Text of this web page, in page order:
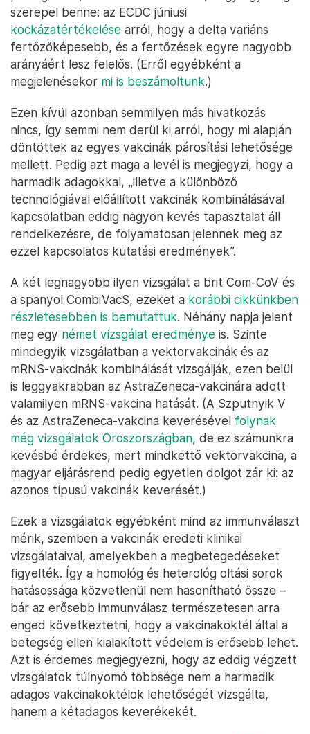
szerepel benne: az ECDC júniusi
kockázatértékelése arról, hogy a delta variáns
fertőzőképesebb, és a fertőzések egyre nagyobb
arányáért lesz felelős. (Erről egyébként a
megjelenésekor mi is beszámoltunk.)
Ezen kívül azonban semmilyen más hivatkozás
nincs, így semmi nem derül ki arról, hogy mi alapján
döntöttek az egyes vakcinák párosítási lehetősége
mellett. Pedig azt maga a levél is megjegyzi, hogy a
harmadik adagokkal, „illetve a különböző
technológiával előállított vakcinák kombinálásával
kapcsolatban eddig nagyon kevés tapasztalat áll
rendelkezésre, de folyamatosan jelennek meg az
ezzel kapcsolatos kutatási eredmények”.
A két legnagyobb ilyen vizsgálat a brit Com-CoV és
a spanyol CombiVacS, ezeket a korábbi cikkünkben
részletesebben is bemutattuk. Néhány napja jelent
meg egy német vizsgálat eredménye is. Szinte
mindegyik vizsgálatban a vektorvakcinák és az
mRNS-vakcinák kombinálását vizsgálják, ezen belül
is leggyakrabban az AstraZeneca-vakcinára adott
valamilyen mRNS-vakcina hatását. (A Szputnyik V
és az AstraZeneca-vakcina keverésével folynak
még vizsgálatok Oroszországban, de ez számunkra
kevésbé érdekes, mert mindkettő vektorvakcina, a
magyar eljárásrend pedig egyetlen dolgot zár ki: az
azonos típusú vakcinák keverését.)
Ezek a vizsgálatok egyébként mind az immunválaszt
mérik, szemben a vakcinák eredeti klinikai
vizsgálataival, amelyekben a megbetegedéseket
figyelték. Így a homológ és heterológ oltási sorok
hatásossága közvetlenül nem hasonítható össze –
bár az erősebb immunválasz természetesen arra
enged következtetni, hogy a vakcinakoktél által a
betegség ellen kialakított védelem is erősebb lehet.
Azt is érdemes megjegyezni, hogy az eddig végzett
vizsgálatok túlnyomó többsége nem a harmadik
adagos vakcinakoktélok lehetőségét vizsgálta,
hanem a kétadagos keverékekét.